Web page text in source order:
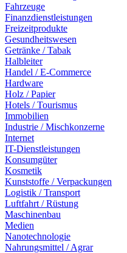
Fahrzeuge
Finanzdienstleistungen
Freizeitprodukte
Gesundheitswesen
Getränke / Tabak
Halbleiter
Handel / E-Commerce
Hardware
Holz / Papier
Hotels / Tourismus
Immobilien
Industrie / Mischkonzerne
Internet
IT-Dienstleistungen
Konsumgüter
Kosmetik
Kunststoffe / Verpackungen
Logistik / Transport
Luftfahrt / Rüstung
Maschinenbau
Medien
Nanotechnologie
Nahrungsmittel / Agrar